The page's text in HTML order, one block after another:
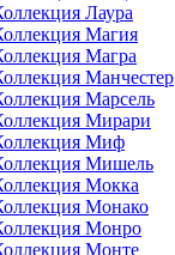
Лаура
Магия
Магра
Манчестер
Марсель
Мирари
Миф
Мишель
Мокка
Монако
Монро
Монте